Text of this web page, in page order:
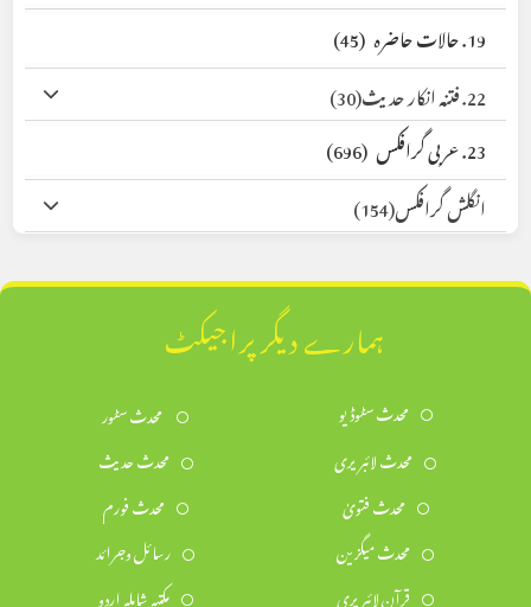
19. حالات حاضرہ
(45)
22. فتنہ انکار حدیث
(30)
23. عربی گرافکس
(696)
انگلش گرافکس(154)
ہمارے دیگر پراجیکٹ
محدث سٹوڈیو
محدث سٹور
محدث لائبریری
محدث حدیث
محدث فتویٰ
محدث فورم
محدث میگزین
رسائل وجرائد
قرآن لائبریری
مکتبہ شاملہ اردو